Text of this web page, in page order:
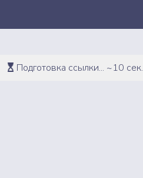
Подготовка ссылки... ~10 сек.